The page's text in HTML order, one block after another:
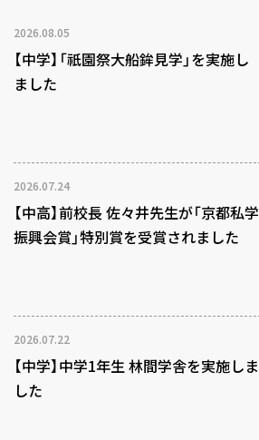
2026.08.05
【中学】「祇園祭大船鉾見学」を実施し
ました
2026.07.24
【中高】前校長 佐々井先生が「京都私学
振興会賞」特別賞を受賞されました
2026.07.22
【中学】中学1年生 林間学舎を実施しま
した